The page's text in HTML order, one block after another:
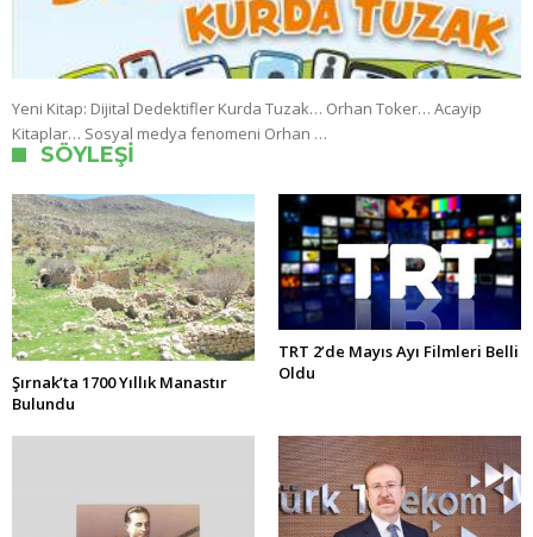
Yeni Kitap: Dijital Dedektifler Kurda Tuzak… Orhan Toker… Acayip
Kitaplar… Sosyal medya fenomeni Orhan …
SÖYLEŞI
Şırnak’ta 1700 Yıllık Manastır
Bulundu
TRT 2’de Mayıs Ayı Filmleri Belli
Oldu